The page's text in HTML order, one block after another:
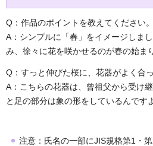
Q：作品のポイントを教えてください。
A：シンプルに「春」をイメージしま
み、徐々に花を咲かせるのが春の始ま
Q：すっと伸びた桜に、花器がよく合
A：こちらの花器は、曾祖父から受け
と足の部分は象の形をしているんです
注意：氏名の一部にJIS規格第1・